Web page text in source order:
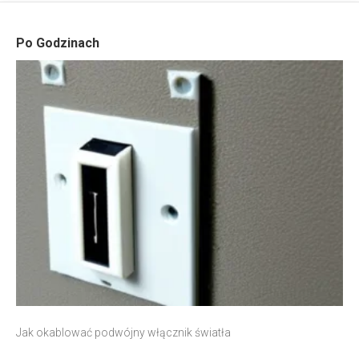
Po Godzinach
Jak okablować podwójny włącznik światła